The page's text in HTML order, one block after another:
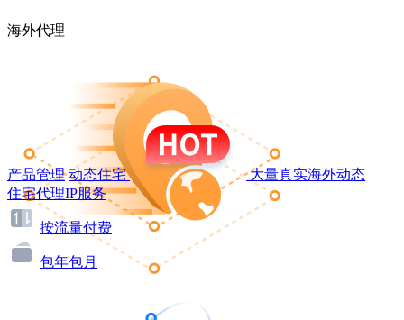
海外代理
产品管理 动态住宅
大量真实海外动态
住宅代理IP服务
按流量付费
包年包月